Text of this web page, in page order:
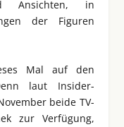
Ansichten, in
der Figuren
Mal auf den
laut Insider-
beide TV-
zur Verfügung,